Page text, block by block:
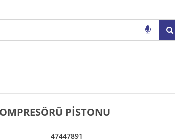
47447891
PİSTONU